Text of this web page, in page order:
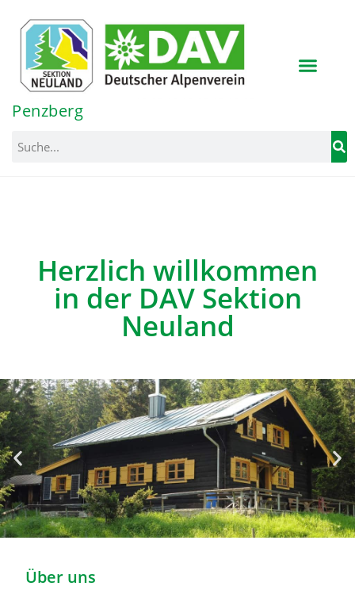
springen
Penzberg
Herzlich willkommen
in der DAV Sektion
Neuland
Über uns